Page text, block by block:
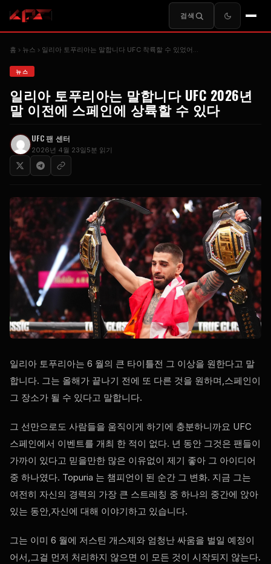
검색
홈 뉴스 일리아 토푸리아는 말합니다 UFC 착륙할 수 있었어...
뉴스
일리아 토푸리아는 말합니다 UFC 2026년
말 이전에 스페인에 상륙할 수 있다
UFC팬 센터
2026년 4월 23일 5분 읽기
일리아 토푸리아는 6 월의 큰 타이틀전 그 이상을 원한다고 말
합니다. 그는 올해가 끝나기 전에 또 다른 것을 원하며,스페인이
그 장소가 될 수 있다고 말합니다.
그 선만으로도 사람들을 움직이게 하기에 충분하니까요 UFC
스페인에서 이벤트를 개최 한 적이 없다. 년 동안 그것은 팬들이
가까이 있다고 믿을만한 많은 이유없이 제기 좋아 그 아이디어
중 하나였다. Topuria 는 챔피언이 된 순간 그 변화. 지금 그는
여전히 자신의 경력의 가장 큰 스트레칭 중 하나의 중간에 앉아
있는 동안,자신에 대해 이야기하고 있습니다.
그는 이미 6 월에 저스틴 개스제와 엄청난 싸움을 벌일 예정이
어서,그걸 먼저 처리하지 않으면 이 모든 것이 시작되지 않는다.